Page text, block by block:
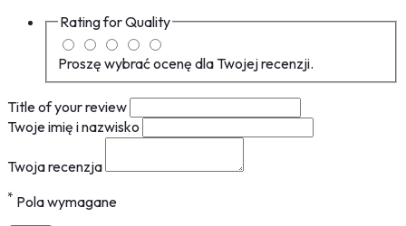
Rating forQuality
Proszę wybrać ocenę dla Twojej recenzji.
Title of your review
Twoje imię i nazwisko
Twoja recenzja
* Pola wymagane